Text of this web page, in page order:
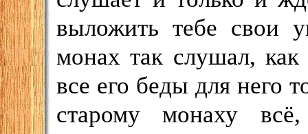
выложить тебе свои
монах так слушал,
все его беды для него
старому монаху